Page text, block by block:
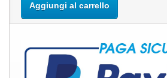
Aggiungi al carrello